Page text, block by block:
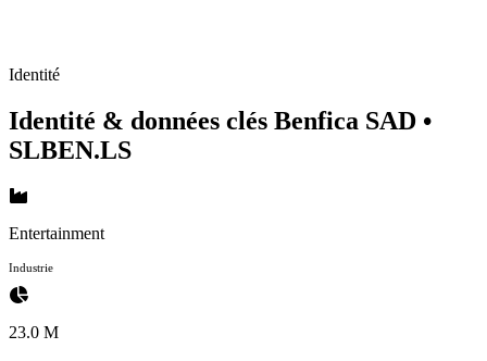
Identité
Identité & données clés Benfica SAD •
SLBEN.LS
Entertainment
Industrie
23.0 M